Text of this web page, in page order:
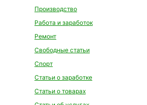
Производство
Работа и заработок
Ремонт
Свободные статьи
Спорт
Статьи о заработке
Статьи о товарах